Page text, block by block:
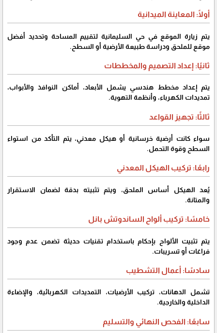
أولًا: المعاينة الميدانية
يتم زيارة الموقع في حي السليمانية لتقييم المساحة وتحديد أفضل
موقع للملحق ودراسة طبيعة الأرضية أو السطح.
ثانيًا: إعداد التصميم والمخططات
يتم إعداد مخطط هندسي يشمل الأبعاد، أماكن النوافذ والأبواب،
تمديدات الكهرباء، وأنظمة التهوية.
ثالثًا: تجهيز القواعد
سواء كانت أرضية خرسانية أو هيكل معدني، يتم التأكد من استواء
السطح وقوة التحمل.
رابعًا: تركيب الهيكل المعدني
يُعد الهيكل أساس الملحق، ويتم تثبيته بدقة لضمان الاستقرار
والمتانة.
خامسًا: تركيب ألواح الساندوتش بانل
يتم تثبيت الألواح بإحكام باستخدام تقنيات حديثة تضمن عدم وجود
فراغات أو تسريبات.
سادسًا: أعمال التشطيب
تشمل الدهانات، تركيب الأرضيات، التمديدات الكهربائية، والإضاءة
الداخلية والخارجية.
سابعًا: الفحص النهائي والتسليم